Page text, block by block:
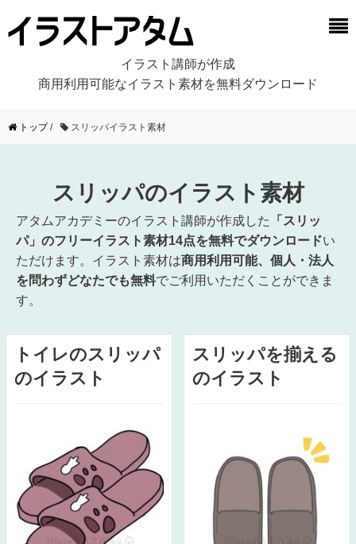
イラスト講師が作成
商用利用可能なイラスト素材を無料ダウンロード
トップ/ スリッパイラスト素材
スリッパのイラスト素材
アタムアカデミーのイラスト講師が作成した
「スリッ
パ」のフリーイラスト素材14点を無料でダウンロードい
ただけます。イラスト素材は商用利用可能、個人・法人
を問わずどなたでも無料でご利用いただくことができま
す。
トイレのスリッパ
のイラスト
スリッパを揃える
のイラスト